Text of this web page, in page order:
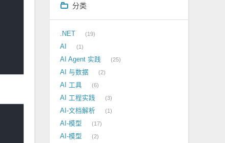
分类
.NET 19
AI 1
AI Agent 实践 25
AI 与数据 2
AI 工具 6
AI 工程实践 3
AI-文档解析 1
AI-模型 17
AI-模型 2